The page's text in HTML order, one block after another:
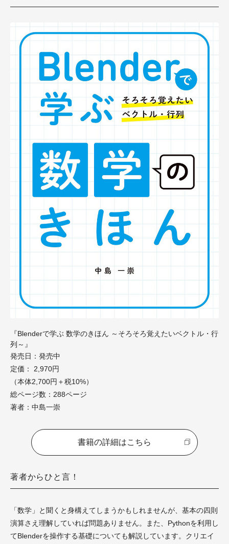
『Blenderで学ぶ 数学のきほん ～そろそろ覚えたいベクトル・行
列～』
発売日：発売中
定価： 2,970円
（本体2,700円＋税10%）
総ページ数：288ページ
著者：中島一崇
書籍の詳細はこちら
著者からひと言！
「数学」と聞くと身構えてしまうかもしれませんが、基本の四則
演算さえ理解していれば問題ありません。また、Pythonを利用し
てBlenderを操作する基礎についても解説しています。クリエイ